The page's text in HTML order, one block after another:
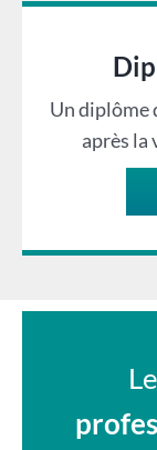
Un diplôme
après la
Le